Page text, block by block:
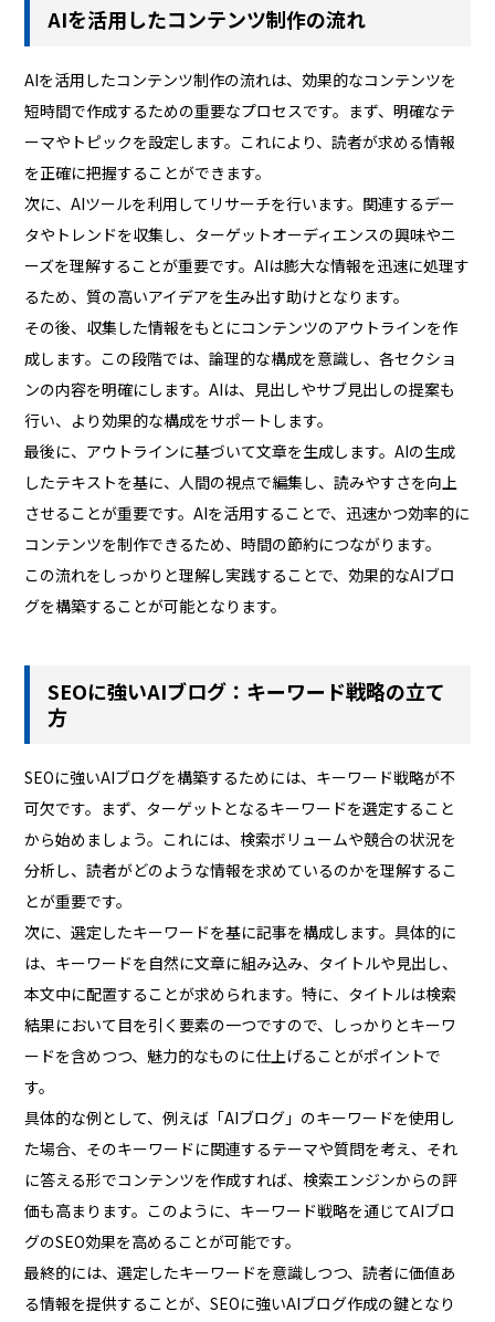
AIを活用したコンテンツ制作の流れ
AIを活用したコンテンツ制作の流れは、効果的なコンテンツを
短時間で作成するための重要なプロセスです。まず、明確なテ
ーマやトピックを設定します。これにより、読者が求める情報
を正確に把握することができます。
次に、AIツールを利用してリサーチを行います。関連するデー
タやトレンドを収集し、ターゲットオーディエンスの興味やニ
ーズを理解することが重要です。AIは膨大な情報を迅速に処理す
るため、質の高いアイデアを生み出す助けとなります。
その後、収集した情報をもとにコンテンツのアウトラインを作
成します。この段階では、論理的な構成を意識し、各セクショ
ンの内容を明確にします。AIは、見出しやサブ見出しの提案も
行い、より効果的な構成をサポートします。
最後に、アウトラインに基づいて文章を生成します。AIの生成
したテキストを基に、人間の視点で編集し、読みやすさを向上
させることが重要です。AIを活用することで、迅速かつ効率的に
コンテンツを制作できるため、時間の節約につながります。
この流れをしっかりと理解し実践することで、効果的なAIブロ
グを構築することが可能となります。
SEOに強いAIブログ：キーワード戦略の立て
方
SEOに強いAIブログを構築するためには、キーワード戦略が不
可欠です。まず、ターゲットとなるキーワードを選定すること
から始めましょう。これには、検索ボリュームや競合の状況を
分析し、読者がどのような情報を求めているのかを理解するこ
とが重要です。
次に、選定したキーワードを基に記事を構成します。具体的に
は、キーワードを自然に文章に組み込み、タイトルや見出し、
本文中に配置することが求められます。特に、タイトルは検索
結果において目を引く要素の一つですので、しっかりとキーワ
ードを含めつつ、魅力的なものに仕上げることがポイントで
す。
具体的な例として、例えば「AIブログ」のキーワードを使用し
た場合、そのキーワードに関連するテーマや質問を考え、それ
に答える形でコンテンツを作成すれば、検索エンジンからの評
価も高まります。このように、キーワード戦略を通じてAIブロ
グのSEO効果を高めることが可能です。
最終的には、選定したキーワードを意識しつつ、読者に価値あ
る情報を提供することが、SEOに強いAIブログ作成の鍵となり